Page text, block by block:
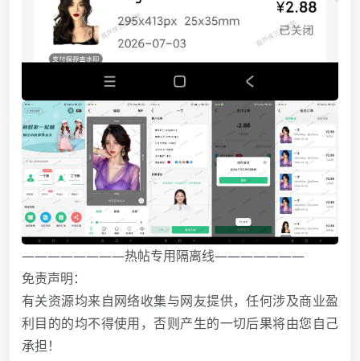
————————热帖专用隔离线———————
免责声明：
有关资源均来自网络收集与网友提供，任何涉及商业盈
利目的的均不得使用，否则产生的一切后果将由您自己
承担！